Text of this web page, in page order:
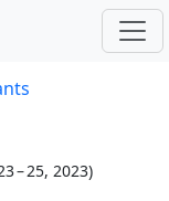
– 25, 2023)